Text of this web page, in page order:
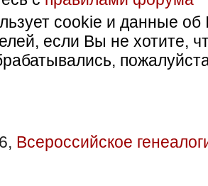
cookie и данные об
если Вы не хотите,
Всероссийское